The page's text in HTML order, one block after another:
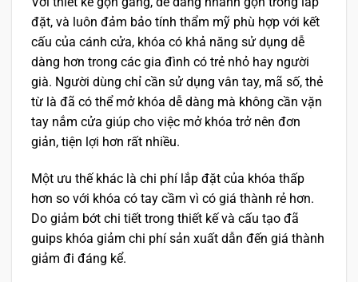
đặt, và luôn đảm bảo tính thẩm mỹ phù hợp với kết
cấu của cánh cửa, khóa có khả năng sử dụng dễ
dàng hơn trong các gia đình có trẻ nhỏ hay người
già. Người dùng chỉ cần sử dụng vân tay, mã số, thẻ
từ là đã có thể mở khóa dễ dàng mà không cần vặn
tay nắm cửa giúp cho việc mở khóa trở nên đơn
giản, tiện lợi hơn rất nhiều.
Một ưu thế khác là chi phí lắp đặt của khóa thấp
hơn so với khóa có tay cầm vì có giá thành rẻ hơn.
Do giảm bớt chi tiết trong thiết kế và cấu tạo đã
guips khóa giảm chi phí sản xuất dẫn đến giá thành
giảm đi đáng kể.